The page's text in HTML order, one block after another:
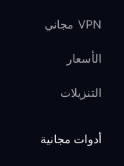
VPN مجاني
الأسعار
التنزيلات
أدوات مجانية